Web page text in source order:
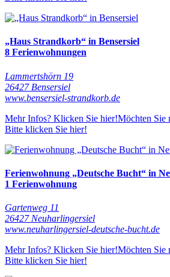
„Haus Strandkorb“ in Bensersiel
8 Ferienwohnungen
Lammertshörn 19
26427 Bensersiel
www.bensersiel-strandkorb.de
Mehr Infos? Klicken Sie hier!Möchten Sie
Bitte klicken Sie hier!
Ferienwohnung „Deutsche Bucht“ in
1 Ferienwohnung
Gartenweg 11
26427 Neuharlingersiel
www.neuharlingersiel-deutsche-bucht.de
Mehr Infos? Klicken Sie hier!Möchten Sie
Bitte klicken Sie hier!